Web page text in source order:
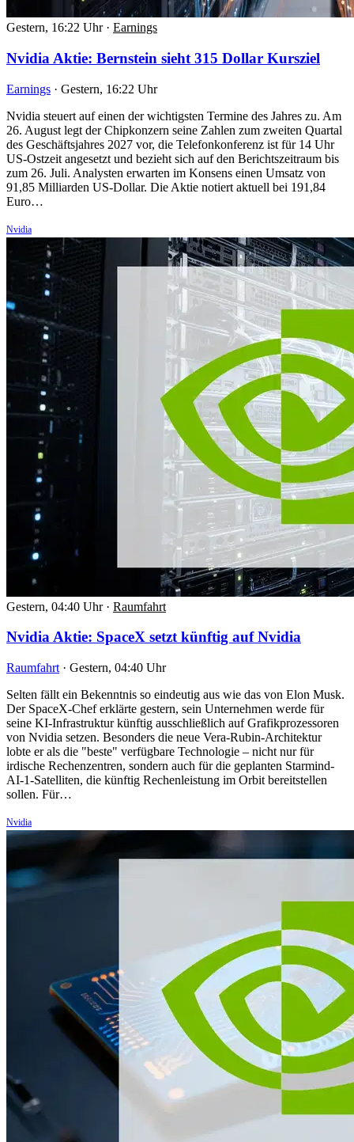
Gestern, 16:22 Uhr · Earnings
Nvidia Aktie: Bernstein sieht 315 Dollar Kursziel
Earnings · Gestern, 16:22 Uhr
Nvidia steuert auf einen der wichtigsten Termine des Jahres zu. Am
26. August legt der Chipkonzern seine Zahlen zum zweiten Quartal
des Geschäftsjahres 2027 vor, die Telefonkonferenz ist für 14 Uhr
US-Ostzeit angesetzt und bezieht sich auf den Berichtszeitraum bis
zum 26. Juli. Analysten erwarten im Konsens einen Umsatz von
91,85 Milliarden US-Dollar. Die Aktie notiert aktuell bei 191,84
Euro…
Nvidia
Gestern, 04:40 Uhr · Raumfahrt
Nvidia Aktie: SpaceX setzt künftig auf Nvidia
Raumfahrt · Gestern, 04:40 Uhr
Selten fällt ein Bekenntnis so eindeutig aus wie das von Elon Musk.
Der SpaceX-Chef erklärte gestern, sein Unternehmen werde für
seine KI-Infrastruktur künftig ausschließlich auf Grafikprozessoren
von Nvidia setzen. Besonders die neue Vera-Rubin-Architektur
lobte er als die "beste" verfügbare Technologie – nicht nur für
irdische Rechenzentren, sondern auch für die geplanten Starmind-
AI-1-Satelliten, die künftig Rechenleistung im Orbit bereitstellen
sollen. Für…
Nvidia